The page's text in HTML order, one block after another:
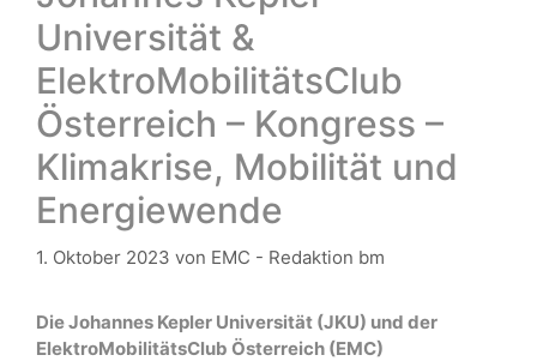
Universität &
ElektroMobilitätsClub
Österreich – Kongress –
Klimakrise, Mobilität und
Energiewende
1. Oktober 2023 von EMC - Redaktion bm
Die Johannes Kepler Universität (JKU) und der
ElektroMobilitätsClub Österreich (EMC)